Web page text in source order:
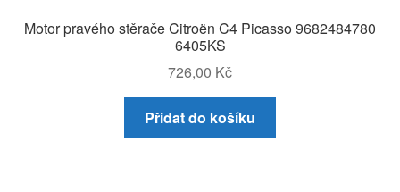
Motor pravého stěrače Citroën C4 Picasso 9682484780
6405KS
726,00 Kč
Přidat do košíku